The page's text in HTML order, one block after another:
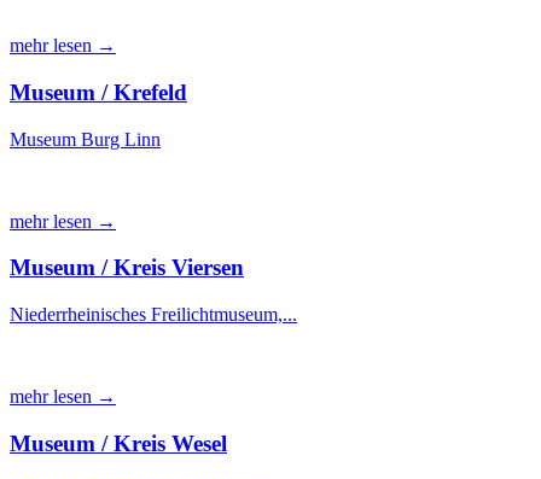
mehr lesen →
Museum / Krefeld
Museum Burg Linn
mehr lesen →
Museum / Kreis Viersen
Niederrheinisches Freilichtmuseum,...
mehr lesen →
Museum / Kreis Wesel